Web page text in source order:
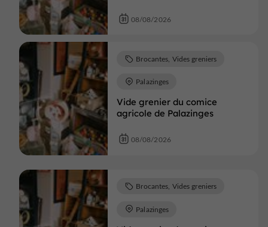
08/08/2026
Vide grenier du comice
agricole de Palazinges
Brocantes, Vides greniers
Palazinges
08/08/2026
Brocantes, Vides greniers
Palazinges